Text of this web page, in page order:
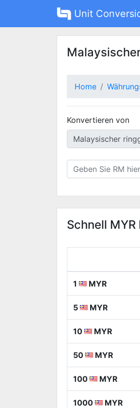
Unit
Home
Konvertieren von
Schnell
1 MYR
5 MYR
10 MYR
50 MYR
100 MYR
1000 MYR